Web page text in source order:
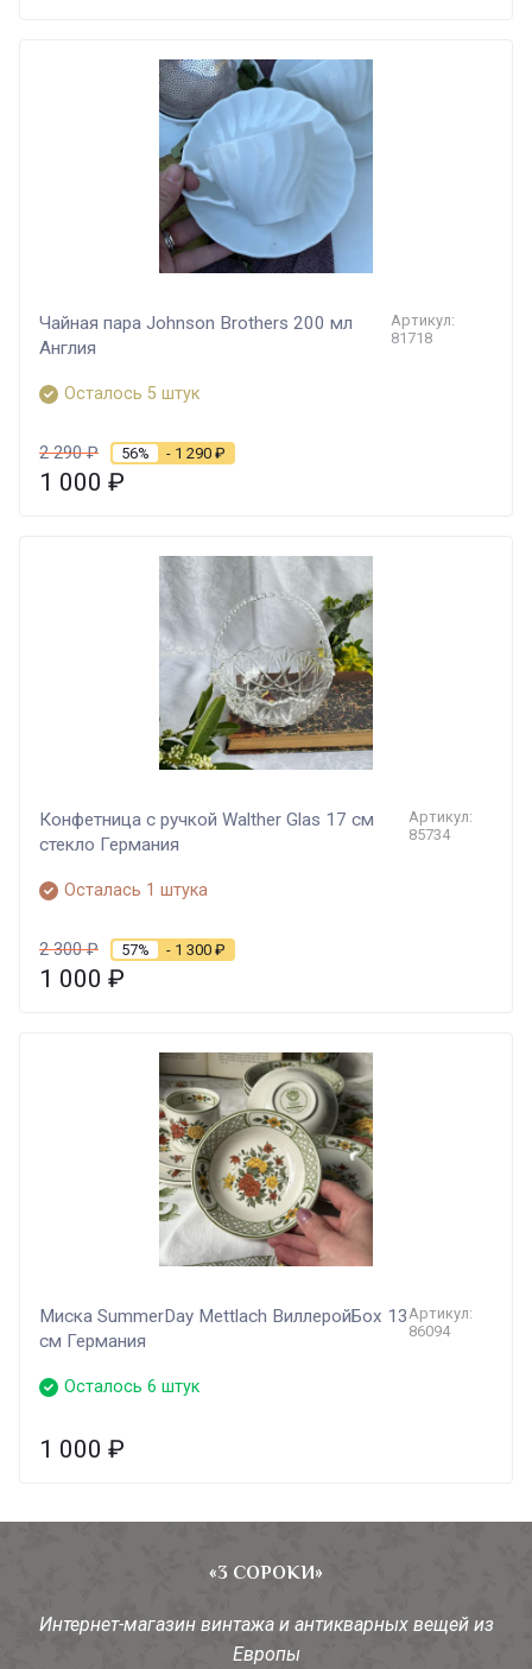
Чайная пара Johnson Brothers 200 мл
Англия
Артикул:
81718
Осталось 5 штук
2 290₽ 56% - 1 290 ₽
1 000 ₽
Конфетница с ручкой Walther Glas 17 см
стекло Германия
Артикул:
85734
Осталась 1 штука
2 300₽ 57% - 1 300 ₽
1 000 ₽
Миска SummerDay Mettlach ВиллеройБох 13
см Германия
Артикул:
86094
Осталось 6 штук
1 000 ₽
«3 СОРОКИ»
Интернет-магазин винтажа и антикварных вещей из
Европы